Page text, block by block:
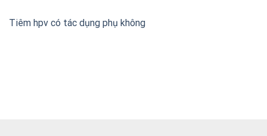
Tiêm hpv có tác dụng phụ không